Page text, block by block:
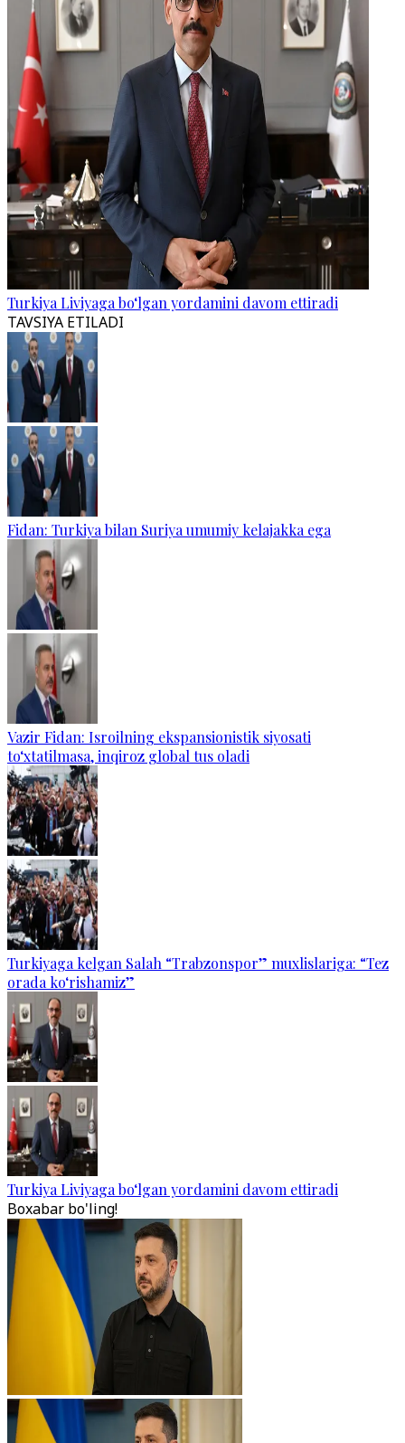
Turkiya Liviyaga bo‘lgan yordamini davom ettiradi
TAVSIYA ETILADI
Fidan: Turkiya bilan Suriya umumiy kelajakka ega
Vazir Fidan: Isroilning ekspansionistik siyosati
to‘xtatilmasa, inqiroz global tus oladi
Turkiyaga kelgan Salah “Trabzonspor” muxlislariga: “Tez
orada ko‘rishamiz”
Turkiya Liviyaga bo‘lgan yordamini davom ettiradi
Boxabar bo'ling!